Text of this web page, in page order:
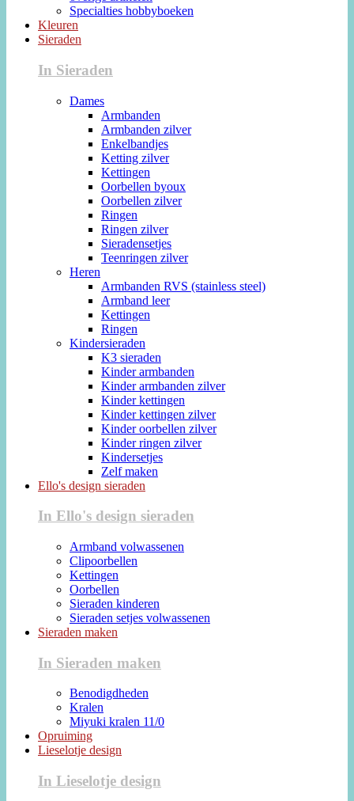
Specialties hobbyboeken
Kleuren
Sieraden
In Sieraden
Dames
Armbanden
Armbanden zilver
Enkelbandjes
Ketting zilver
Kettingen
Oorbellen byoux
Oorbellen zilver
Ringen
Ringen zilver
Sieradensetjes
Teenringen zilver
Heren
Armbanden RVS (stainless steel)
Armband leer
Kettingen
Ringen
Kindersieraden
K3 sieraden
Kinder armbanden
Kinder armbanden zilver
Kinder kettingen
Kinder kettingen zilver
Kinder oorbellen zilver
Kinder ringen zilver
Kindersetjes
Zelf maken
Ello's design sieraden
In Ello's design sieraden
Armband volwassenen
Clipoorbellen
Kettingen
Oorbellen
Sieraden kinderen
Sieraden setjes volwassenen
Sieraden maken
In Sieraden maken
Benodigdheden
Kralen
Miyuki kralen 11/0
Opruiming
Lieselotje design
In Lieselotje design